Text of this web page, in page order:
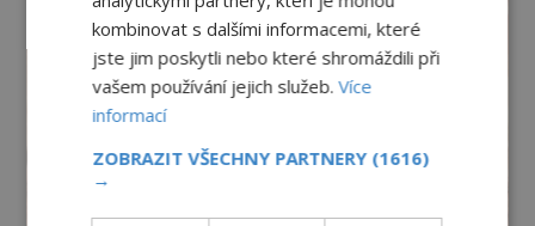
kombinovat s dalšími informacemi, které
jste jim poskytli nebo které shromáždili při
vašem používání jejich služeb.Více
informací
ZOBRAZIT VŠECHNY PARTNERY (1616)
→